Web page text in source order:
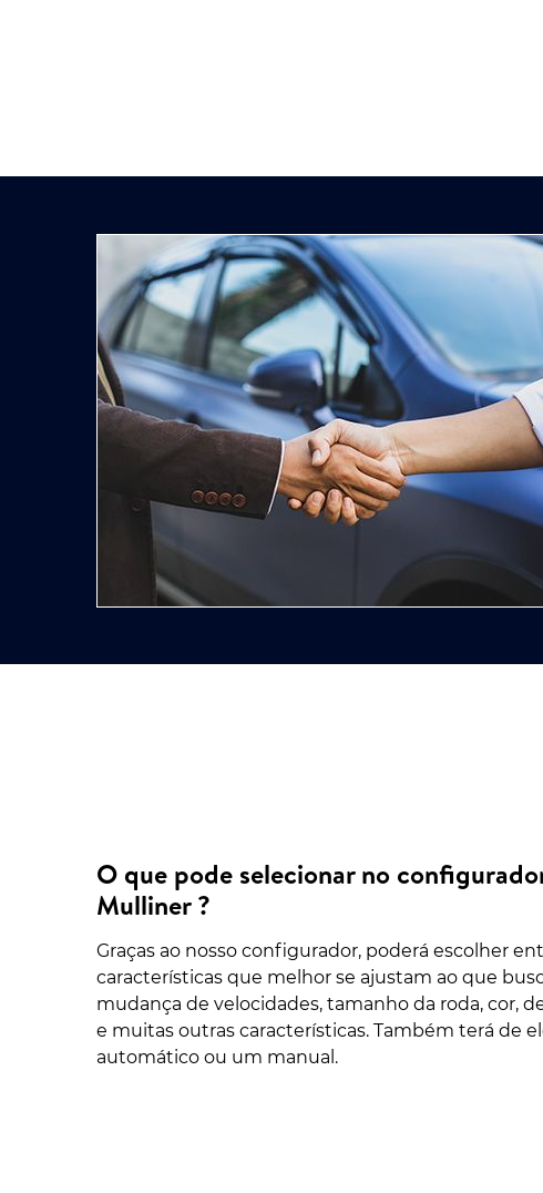
O que pode selecionar no
Mulliner ?
Graças ao nosso configurador, poderá escolher
características que melhor se ajustam ao que
mudança de velocidades, tamanho da roda, cor,
e muitas outras características. Também terá de
automático ou um manual.